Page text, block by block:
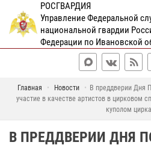
РОСГВАРДИЯ
Управление Федеральной
национальной гвардии
Федерации по Ивановской
Главная Новости
В преддверии Дня
участие в качестве артистов в цирковом
куполом
В ПРЕДДВЕРИИ ДНЯ